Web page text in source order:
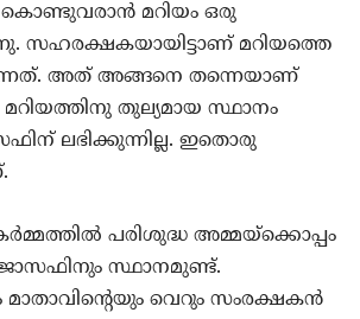
മറിയം ഒരു
സഹരക്ഷകയായിട്ടാണ് മറിയത്തെ
അത് അങ്ങനെ തന്നെയാണ്
തുല്യമായ സ്ഥാനം
ലഭിക്കുന്നില്ല. ഇതൊരു
പരിശുദ്ധ അമ്മയ്‌ക്കൊപ്പം
സ്ഥാനമുണ്ട്.
വെറും സംരക്ഷകന്‍